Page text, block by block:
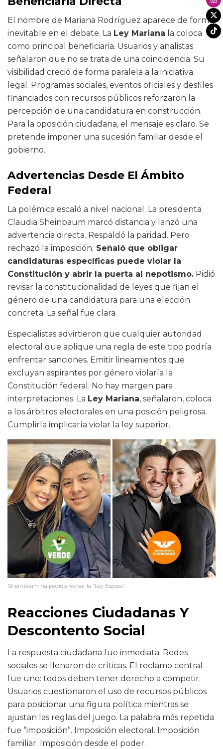
El nombre de Mariana Rodríguez aparece de forma
inevitable en el debate. La Ley Mariana la coloca
como principal beneficiaria. Usuarios y analistas
señalaron que no se trata de una coincidencia. Su
visibilidad creció de forma paralela a la iniciativa
legal. Programas sociales, eventos oficiales y desfiles
financiados con recursos públicos reforzaron la
percepción de una candidatura en construcción.
Para la oposición ciudadana, el mensaje es claro. Se
pretende imponer una sucesión familiar desde el
gobierno.
Advertencias Desde El Ámbito
Federal
La polémica escaló a nivel nacional. La presidenta
Claudia Sheinbaum marcó distancia y lanzó una
advertencia directa. Respaldó la paridad. Pero
rechazó la imposición. Señaló que obligar
candidaturas específicas puede violar la
Constitución y abrir la puerta al nepotismo. Pidió
revisar la constitucionalidad de leyes que fijan el
género de una candidatura para una elección
concreta. La señal fue clara.
Especialistas advirtieron que cualquier autoridad
electoral que aplique una regla de este tipo podría
enfrentar sanciones. Emitir lineamientos que
excluyan aspirantes por género violaría la
Constitución federal. No hay margen para
interpretaciones. La Ley Mariana, señalaron, coloca
a los árbitros electorales en una posición peligrosa.
Cumplirla implicaría violar la ley superior.
Sheinbaum ha pedido revisar la “Ley Esposa”.
Reacciones Ciudadanas Y
Descontento Social
La respuesta ciudadana fue inmediata. Redes
sociales se llenaron de críticas. El reclamo central
fue uno: todos deben tener derecho a competir.
Usuarios cuestionaron el uso de recursos públicos
para posicionar una figura política mientras se
ajustan las reglas del juego. La palabra más repetida
fue “imposición”. Imposición electoral. Imposición
familiar. Imposición desde el poder.